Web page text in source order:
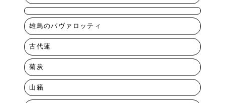
雄鳥のパヴァロッティ
古代蓮
菊炭
山籟